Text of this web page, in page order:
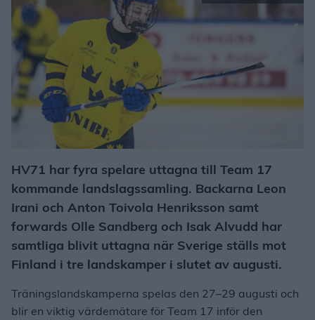
HV71 har fyra spelare uttagna till Team 17
kommande landslagssamling. Backarna Leon
Irani och Anton Toivola Henriksson samt
forwards Olle Sandberg och Isak Alvudd har
samtliga blivit uttagna när Sverige ställs mot
Finland i tre landskamper i slutet av augusti.
Träningslandskamperna spelas den 27–29 augusti och
blir en viktig värdemätare för Team 17 inför den